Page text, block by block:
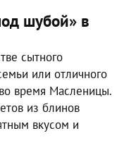
шубой» в
сытного
или отличного
время Масленицы.
из блинов
вкусом и